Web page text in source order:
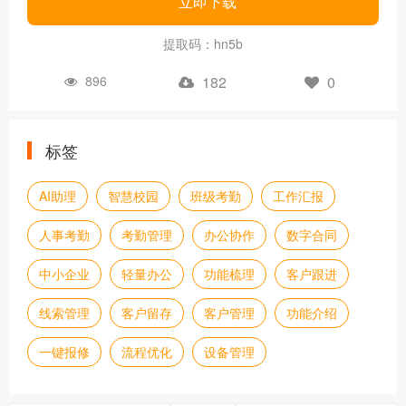
提取码：hn5b
896 182 0
标签
AI助理 智慧校园 班级考勤 工作汇报
人事考勤 考勤管理 办公协作 数字合同
中小企业 轻量办公 功能梳理 客户跟进
线索管理 客户留存 客户管理 功能介绍
一键报修 流程优化 设备管理